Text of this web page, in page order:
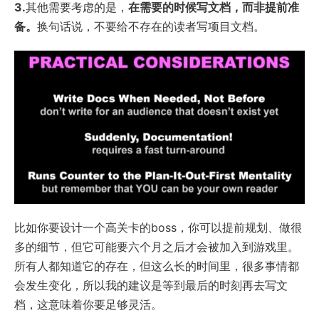
3.其他需要考虑的是， 在需要的时候写文档，而非提前准
备。 换句话说，不要给不存在的读者写项目文档。
比如你要设计一个高关卡的boss，你可以提前规划、做很
多的细节，但它可能要六个月之后才会被加入到游戏里。
所有人都知道它的存在，但这么长的时间里，很多事情都
会发生变化，所以我的建议是等到最后的时刻再去写文
档，这意味着你要足够灵活。